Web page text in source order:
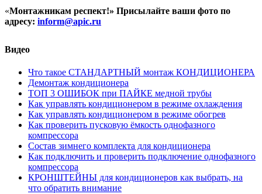
«Монтажникам респект!» Присылайте ваши фото по
адресу: inform@apic.ru
Видео
Что такое СТАНДАРТНЫЙ монтаж КОНДИЦИОНЕРА
Демонтаж кондиционера
ТОП 3 ОШИБОК при ПАЙКЕ медной трубы
Как управлять кондиционером в режиме охлаждения
Как управлять кондиционером в режиме обогрев
Как проверить пусковую ёмкость однофазного
компрессора
Состав зимнего комплекта для кондиционера
Как подключить и проверить подключение однофазного
компрессора
КРОНШТЕЙНЫ для кондиционеров как выбрать, на
что обратить внимание